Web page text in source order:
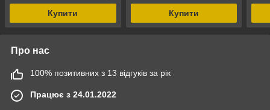
Купити Купити
Про нас
100% позитивних з 13 відгуків за рік
Працює з 24.01.2022